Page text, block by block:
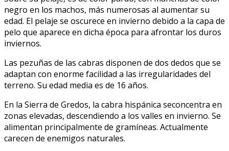
negro en los machos, más numerosas al aumentar su
edad. El pelaje se oscurece en invierno debido a la capa de
pelo que aparece en dicha época para afrontar los duros
inviernos.
Las pezuñas de las cabras disponen de dos dedos que se
adaptan con enorme facilidad a las irregularidades del
terreno. Su edad media es de 16 años.
En la Sierra de Gredos, la cabra hispánica seconcentra en
zonas elevadas, descendiendo a los valles en invierno. Se
alimentan principalmente de gramíneas. Actualmente
carecen de enemigos naturales.